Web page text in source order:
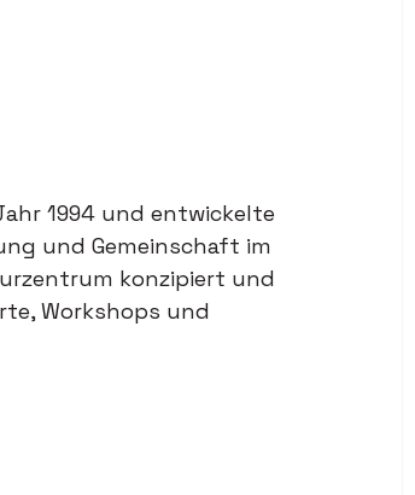
1994 und entwickelte
und Gemeinschaft im
konzipiert und
Workshops und